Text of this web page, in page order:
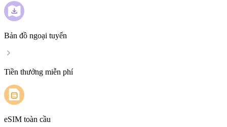
Bản đồ ngoại tuyến
Tiền thưởng miễn phí
eSIM toàn cầu